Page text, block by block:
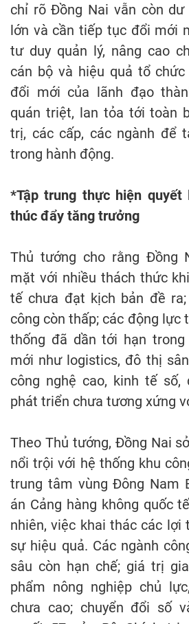
chỉ rõ Đồng Nai vẫn còn
lớn và cần tiếp tục đổi mới
tư duy quản lý, nâng cao
cán bộ và hiệu quả tổ
đổi mới của lãnh đạo
quán triệt, lan tỏa tới toàn
trị, các cấp, các ngành để
trong hành động.
*Tập trung thực hiện quyết
thúc đẩy tăng trưởng
Thủ tướng cho rằng Đồng
mặt với nhiều thách thức
tế chưa đạt kịch bản đề
công còn thấp; các động lực
thống đã dần tới hạn
mới như logistics, đô thị
công nghệ cao, kinh tế
phát triển chưa tương xứng
Theo Thủ tướng, Đồng Nai
nổi trội với hệ thống khu
trung tâm vùng Đông Nam
án Cảng hàng không quốc
nhiên, việc khai thác các lợi
sự hiệu quả. Các ngành
sâu còn hạn chế; giá trị
phẩm nông nghiệp chủ
chưa cao; chuyển đổi số